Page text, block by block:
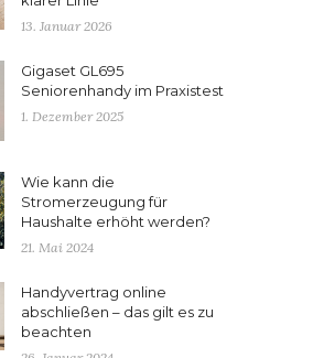
13. Januar 2026
Gigaset GL695
Seniorenhandy im Praxistest
1. Dezember 2025
Wie kann die
Stromerzeugung für
Haushalte erhöht werden?
21. Mai 2024
Handyvertrag online
abschließen – das gilt es zu
beachten